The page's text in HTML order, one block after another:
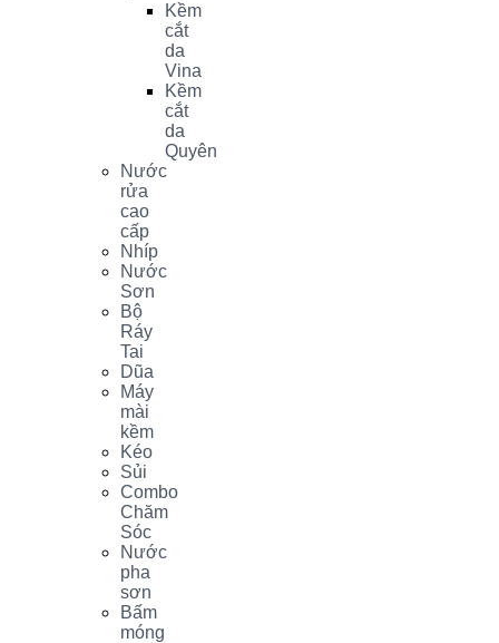
Kềm
cắt
da
Vina
Kềm
cắt
da
Quyên
Nước
rửa
cao
cấp
Nhíp
Nước
Sơn
Bộ
Ráy
Tai
Dũa
Máy
mài
kềm
Kéo
Sủi
Combo
Chăm
Sóc
Nước
pha
sơn
Bấm
móng